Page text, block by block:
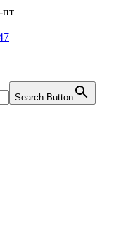
пт
Search Button